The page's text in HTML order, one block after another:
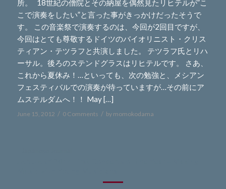
所。 18世紀の僧院とその納屋を偶然見たリヒテルが”こ
こで演奏をしたい”と言った事がきっかけだったそうで
す。 この音楽祭で演奏するのは、今回が2回目ですが、
今回はとても尊敬するドイツのバイオリニスト・クリス
ティアン・テツラフと共演しました。 テツラフ氏とリハ
ーサル。後ろのステンドグラスはリヒテルです。 さあ、
これから夏休み！…といっても、次の勉強と、メシアン
フェスティバルでの演奏が待っていますが…その前にア
ムステルダムへ！！ May […]
June 15, 2012 / 0 Comments / by momokodama